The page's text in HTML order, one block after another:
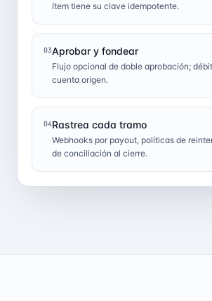
ítem tiene su clave idempotente.
03Aprobar y fondear
Flujo opcional de doble aprobación;
cuenta origen.
04Rastrea cada tramo
Webhooks por payout, políticas de
de conciliación al cierre.